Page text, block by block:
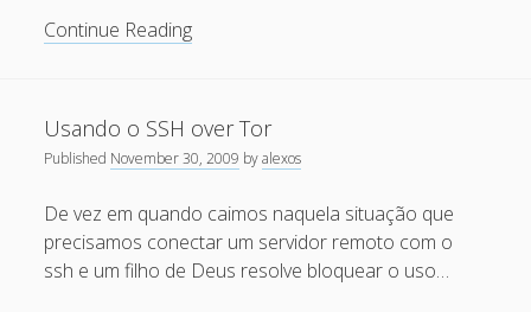
August 2010
April 2010
February 2010
January 2010
Continue ReadingChanges
Usando o SSH over Tor
Published November 30, 2009 byalexos
De vez em quando caimos naquela situação que
precisamos conectar um servidor remoto com o
ssh e um filho de Deus resolve bloquear o uso…